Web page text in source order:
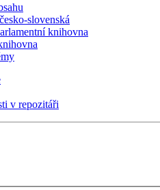
slovenská
knihovna
v repozitáři